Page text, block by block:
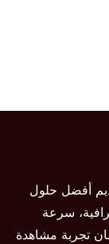
دائمًا لتقديم أفضل حلول
سرعة
تجربة مشاهدة